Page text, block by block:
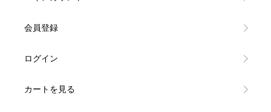
会員登録
ログイン
カートを見る